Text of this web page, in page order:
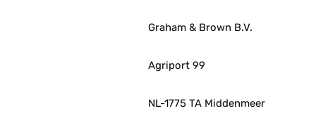
Graham & Brown B.V.
Agriport 99
NL-1775 TA Middenmeer